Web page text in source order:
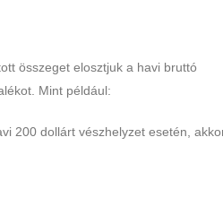
összeget elosztjuk a havi bruttó
Mint például:
200 dollárt vészhelyzet esetén,